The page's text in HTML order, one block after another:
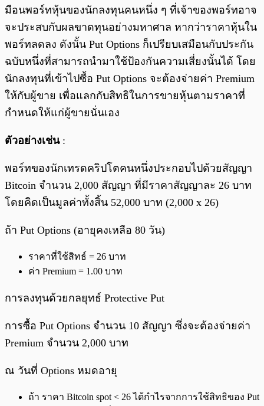
มือนพอร์ทหุ้นของนักลงทุนคนหนึ่ง ๆ ที่เจ้าของพอร์ทอาจ
จะประสบกับผลขาดทุนอย่างมหาศาล หากว่าราคาหุ้นใน
พอร์ทลดลง ดังนั้น Put Options ก็เปรียบเสมือนกับประกัน
ฉบับหนึ่งที่สามารถนำมาใช้ป้องกันความเสี่ยงนั้นได้ โดย
นักลงทุนที่เข้าไปซื้อ Put Options จะต้องจ่ายค่า Premium
ให้กับผู้ขาย เพื่อแลกกับสิทธิในการขายหุ้นตามราคาที่
กำหนดให้แก่ผู้ขายนั่นเอง
ตัวอย่างเช่น:
พอร์ทของนักเทรดคริปโตคนหนึ่งประกอบไปด้วยสัญญา
Bitcoin จำนวน 2,000 สัญญา ที่มีราคาสัญญาละ 26 บาท
โดยคิดเป็นมูลค่าทั้งสิ้น 52,000 บาท (2,000 x 26)
ถ้า Put Options (อายุคงเหลือ 80 วัน)
ราคาที่ใช้สิทธ์ = 26 บาท
ค่า Premium = 1.00 บาท
การลงทุนด้วยกลยุทธ์ Protective Put
การซื้อ Put Options จำนวน 10 สัญญา ซึ่งจะต้องจ่ายค่า
Premium จำนวน 2,000 บาท
ณ วันที่ Options หมดอายุ
ถ้า ราคา Bitcoin spot < 26 ได้กำไรจากการใช้สิทธิของ Put